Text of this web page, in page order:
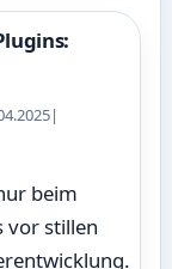
|
beim
vor stillen